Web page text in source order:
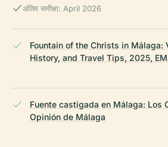
अंतिम समीक्षा: April 2026
Fountain of the Christs in Málaga:
History, and Travel Tips, 2025,
Fuente castigada en Málaga: Los
Opinión de Málaga